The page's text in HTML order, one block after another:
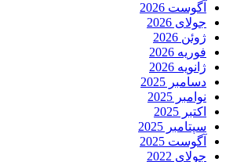
آگوست 2026
جولای 2026
ژوئن 2026
فوریه 2026
ژانویه 2026
دسامبر 2025
نوامبر 2025
اکتبر 2025
سپتامبر 2025
آگوست 2025
جولای 2022